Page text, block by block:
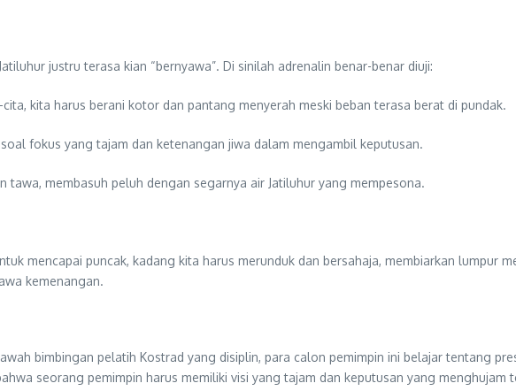
justru terasa kian “bernyawa”. Di sinilah adrenalin benar-benar diuji:
kita harus berani kotor dan pantang menyerah meski beban terasa berat di pundak.
fokus yang tajam dan ketenangan jiwa dalam mengambil keputusan.
tawa, membasuh peluh dengan segarnya air Jatiluhur yang mempesona.
mencapai puncak, kadang kita harus merunduk dan bersahaja, membiarkan lumpur
kemenangan.
bimbingan pelatih Kostrad yang disiplin, para calon pemimpin ini belajar tentang
seorang pemimpin harus memiliki visi yang tajam dan keputusan yang menghujam